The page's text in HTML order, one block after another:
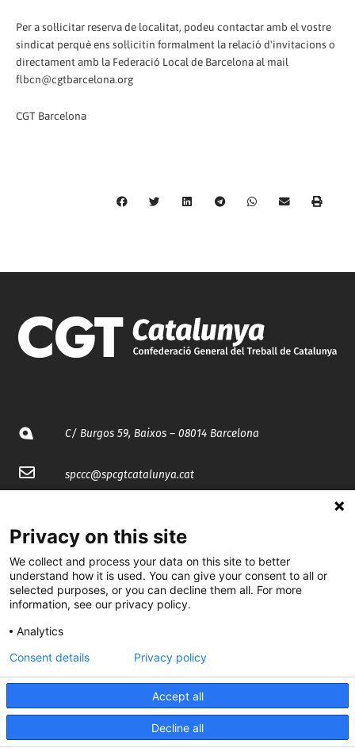
Per a sol·licitar reserva de localitat, podeu contactar amb el vostre
sindicat perquè ens sol·licitin formalment la relació d'invitacions o
directament amb la Federació Local de Barcelona al mail
flbcn@cgtbarcelona.org
CGT Barcelona
C/ Burgos 59, Baixos – 08014 Barcelona
spccc@spcgtcatalunya.cat
@CGTCatalunya
cgtcatalunya
cgtcatalunya
Desenvolupat per
Privacy on this site
We collect and process your data on this site to better
understand how it is used. You can give your consent to all or
selected purposes, or you can decline them all. For more
information, see our privacy policy.
Analytics
Accept all
Decline all
Consent details Privacy policy